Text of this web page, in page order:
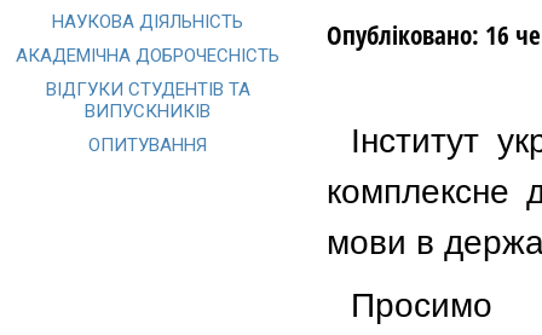
Опубліковано: 16
Інститут
комплексне
мови в
Просимо
НАУКОВА ДІЯЛЬНІСТЬ
АКАДЕМІЧНА ДОБРОЧЕСНІСТЬ
ВІДГУКИ СТУДЕНТІВ ТА
ВИПУСКНИКІВ
ОПИТУВАННЯ